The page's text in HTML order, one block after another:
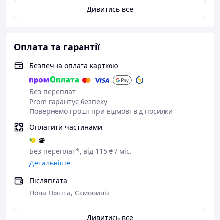
Дивитись все
Оплата та гарантії
Безпечна оплата карткою
Без переплат
Prom гарантує безпеку
Повернемо гроші при відмові від посилки
Оплатити частинами
Без переплат*, від 115 ₴ / міс.
Детальніше
Післяплата
Нова Пошта, Самовивіз
Дивитись все